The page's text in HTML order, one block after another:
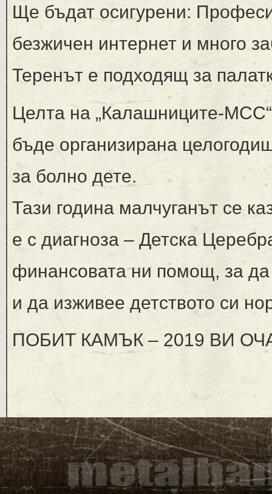
Ще бъдат осигурени:
безжичен интернет и много
Теренът е подходящ за
Целта на „Калашниците-
бъде организирана
за болно дете.
Тази година малчуганът се
е с диагноза – Детска
финансовата ни помощ, за
и да изживее детството си
ПОБИТ КАМЪК – 2019 ВИ